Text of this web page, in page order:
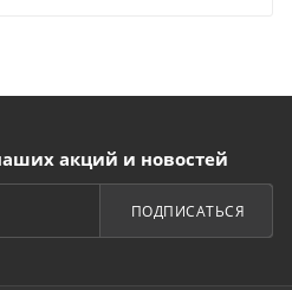
акций и новостей
ПОДПИСАТЬСЯ